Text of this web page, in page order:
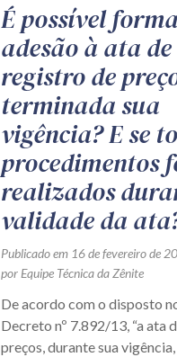
É possível
adesão à ata de
registro de
terminada sua
vigência? E se
procedimentos
realizados
validade da
Publicado em 16 de fevereiro de
por Equipe Técnica da Zênite
De acordo com o disposto
Decreto nº 7.892/13, “a ata
preços, durante sua